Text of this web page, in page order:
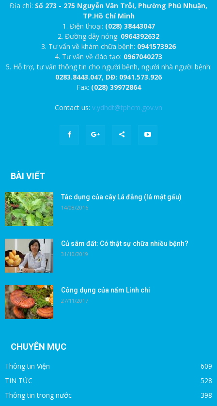
Địa chỉ: Số 273 - 275 Nguyễn Văn Trỗi, Phường Phú Nhuận,
TP.Hồ Chí Minh
1. Điện thoại: (028) 38443047
2. Đường dây nóng: 0964392632
3. Tư vấn về khám chữa bệnh: 0941573926
4. Tư vấn về đào tạo: 0967040273
5. Hỗ trợ, tư vấn thông tin cho người bệnh, người nhà người bệnh:
0283.8443.047, DĐ: 0941.573.926
Fax: (028) 39972864
Contact us: v.ydhdt@tphcm.gov.vn
BÀI VIẾT
Tác dụng của cây Lá đắng (lá mật gấu)
14/08/2016
Củ sâm đất: Có thật sự chữa nhiều bệnh?
31/10/2019
Công dụng của nấm Linh chi
27/11/2017
CHUYÊN MỤC
Thông tin Viện
609
TIN TỨC
528
Thông tin trong nước
398